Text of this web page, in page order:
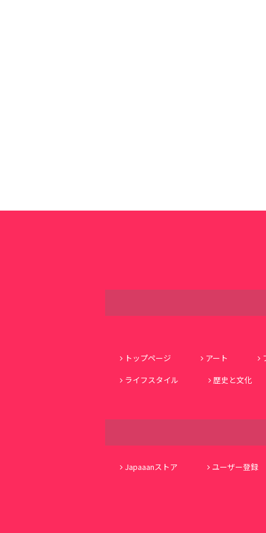
トップページ
アート
ライフスタイル
歴史と文化
Japaaanストア ユーザー登録